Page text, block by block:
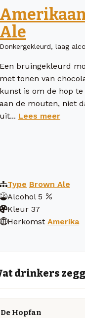
Ale
Donkergekleurd, laag
Een bruingekleurd
met tonen van
kunst is om de hop
aan de mouten, niet
uit... Lees meer
Type Brown Ale
Alcohol 5
Kleur 37
Herkomst Amerika
drinkers
De Hopfan